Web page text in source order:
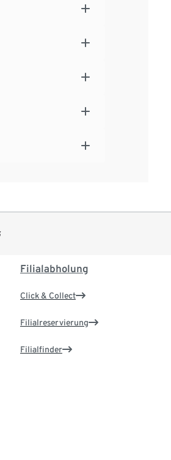
Filialabholung
Click & Collect
Filialreservierung
Filialfinder